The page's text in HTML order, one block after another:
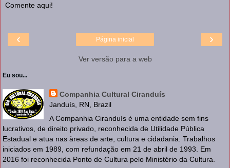
Comente aqui!
‹ ›
Página inicial
Ver versão para a web
Eu sou...
Companhia Cultural Ciranduís
Janduís, RN, Brazil
A Companhia Ciranduís é uma entidade sem fins
lucrativos, de direito privado, reconhecida de Utilidade Pública
Estadual e atua nas àreas de arte, cultura e cidadania. Trabalhos
iniciados em 1989, com refundação em 21 de abril de 1993. Em
2016 foi reconhecida Ponto de Cultura pelo Ministério da Cultura.